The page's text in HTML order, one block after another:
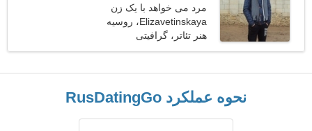
مرد می خواهد با یک زن
ملاقات کند
Elizavetinskaya، روسیه
هنر تئاتر، گرافیتی
نحوه عملکرد RusDatingGo